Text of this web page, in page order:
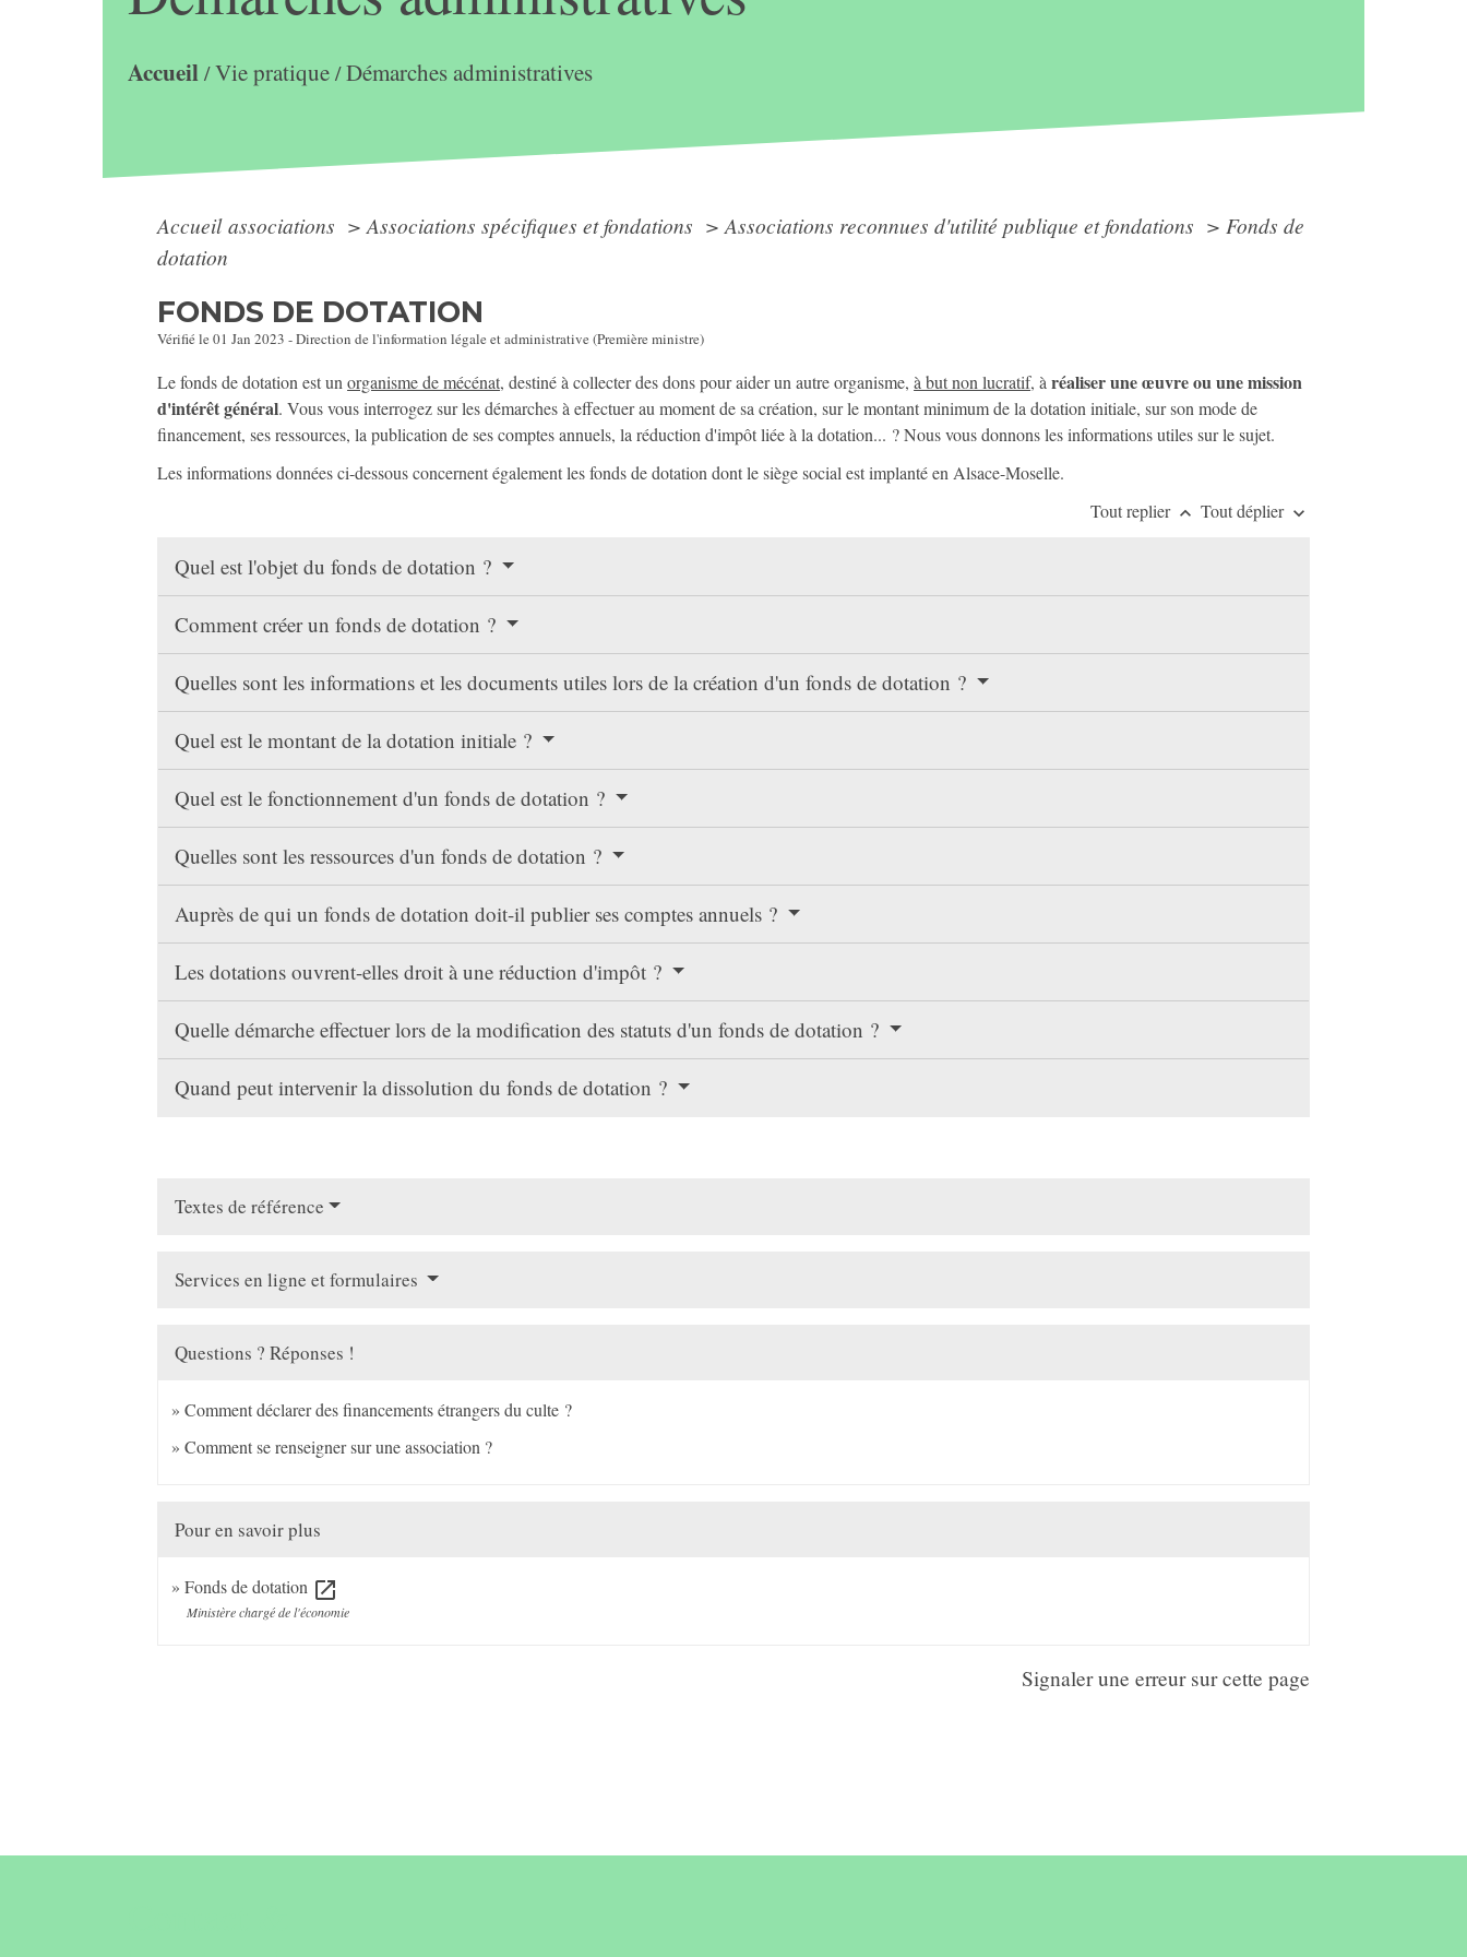
Accueil/Vie pratique/Démarches administratives
Accueil associations > Associations spécifiques et fondations > Associations reconnues d'utilité publique et fondations > Fonds de
dotation
FONDS DE DOTATION
Vérifié le 01 Jan 2023 - Direction de l'information légale et administrative (Première ministre)
Le fonds de dotation est unorganisme de mécénat, destiné à collecter des dons pour aider un autre organisme,à but non lucratif, àréaliser une œuvre ou une mission
d'intérêt général. Vous vous interrogez sur les démarches à effectuer au moment de sa création, sur le montant minimum de la dotation initiale, sur son mode de
financement, ses ressources, la publication de ses comptes annuels, la réduction d'impôt liée à la dotation... ? Nous vous donnons les informations utiles sur le sujet.
Les informations données ci-dessous concernent également les fonds de dotation dont le siège social est implanté en Alsace-Moselle.
Tout replier keyboard_arrow_up Tout déplier keyboard_arrow_down
Quel est l'objet du fonds de dotation ?
Comment créer un fonds de dotation ?
Quelles sont les informations et les documents utiles lors de la création d'un fonds de dotation ?
Quel est le montant de la dotation initiale ?
Quel est le fonctionnement d'un fonds de dotation ?
Quelles sont les ressources d'un fonds de dotation ?
Auprès de qui un fonds de dotation doit-il publier ses comptes annuels ?
Les dotations ouvrent-elles droit à une réduction d'impôt ?
Quelle démarche effectuer lors de la modification des statuts d'un fonds de dotation ?
Quand peut intervenir la dissolution du fonds de dotation ?
Textes de référence
Services en ligne et formulaires
Questions ? Réponses !
Comment déclarer des financements étrangers du culte ?
Comment se renseigner sur une association ?
Pour en savoir plus
Fonds de dotation open_in_new
Ministère chargé de l'économie
Signaler une erreur sur cette page